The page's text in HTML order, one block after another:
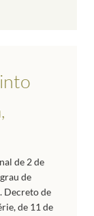
de 2 de
de
Decreto de
de 11 de